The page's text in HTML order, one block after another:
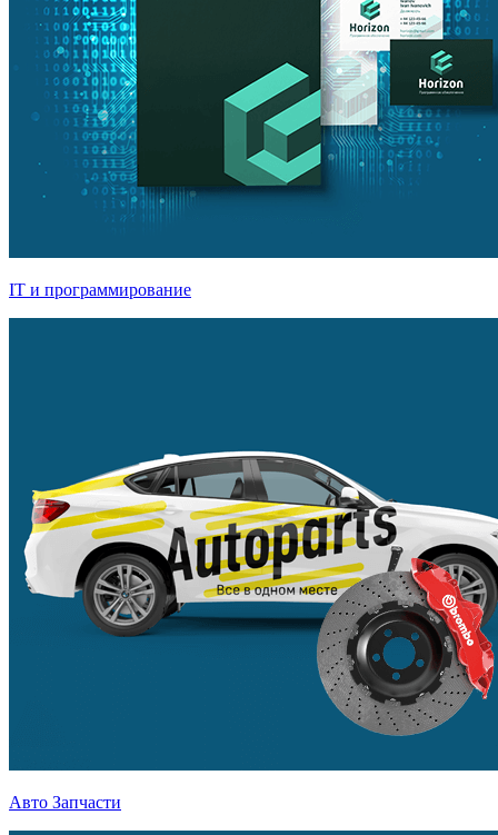
IT и программирование
Авто Запчасти